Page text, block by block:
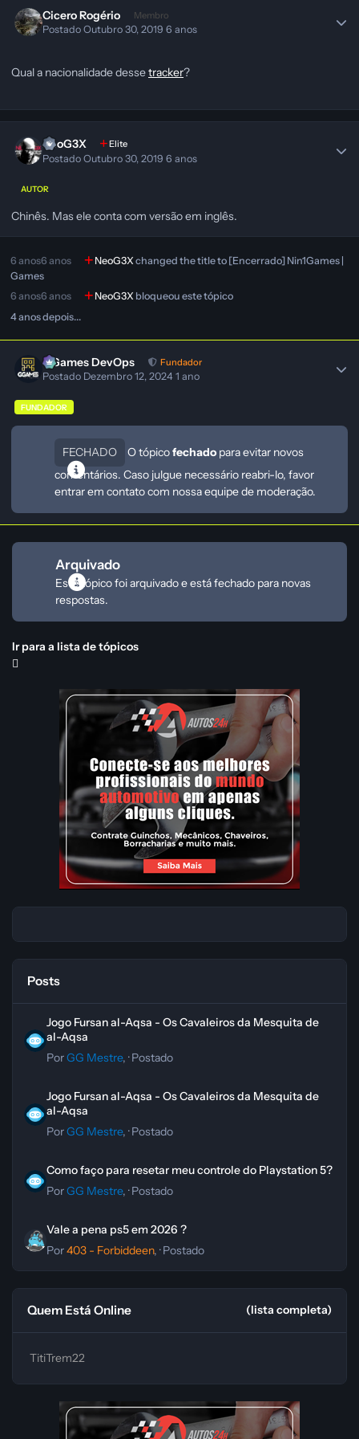
Cicero Rogério Membro
PostadoOutubro 30, 20196 anos
Qual a nacionalidade dessetracker?
NeoG3X Elite
PostadoOutubro 30, 20196 anos
AUTOR
Chinês. Mas ele conta com versão em inglês.
6 anos6 anos NeoG3X changed the title to [Encerrado] Nin1Games |
Games
6 anos6 anos NeoG3X bloqueou este tópico
4 anos depois...
GGames DevOps Fundador
Postado Dezembro 12, 20241 ano
FUNDADOR
FECHADO O tópicofechadopara evitar novos
comentários. Caso julgue necessário reabri-lo, favor
entrar em contato com nossa equipe de moderação.
Arquivado
Este tópico foi arquivado e está fechado para novas
respostas.
Ir para a lista de tópicos
Posts
Jogo Fursan al-Aqsa - Os Cavaleiros da Mesquita de
al-Aqsa
PorGG Mestre, ·Postado
Jogo Fursan al-Aqsa - Os Cavaleiros da Mesquita de
al-Aqsa
PorGG Mestre, ·Postado
Como faço para resetar meu controle do Playstation 5?
PorGG Mestre, ·Postado
Vale a pena ps5 em 2026 ?
Por403 - Forbiddeen, ·Postado
Quem Está Online (lista completa)
TitiTrem22